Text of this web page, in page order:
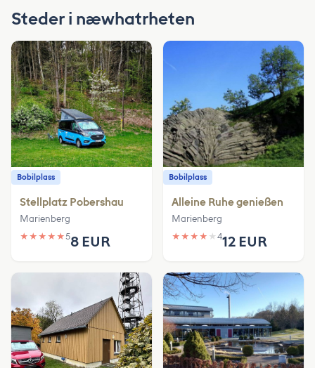
Steder i næwhatrheten
Bobilplass
Stellplatz Pobershau
Marienberg
★ ★ ★ ★ ★58 EUR
Bobilplass
Alleine Ruhe genießen
Marienberg
★ ★ ★ ★ ★ 412 EUR